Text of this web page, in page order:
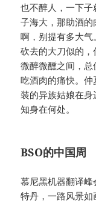
也不醉人，一下
子海大，那助酒
啊，别提有多大
砍去的大刀似的，
微醉微醺之间，
吃酒肉的痛快。
装的异族姑娘在
知身在何处。
BSO的中国周
慕尼黑机器翻译
特丹，一路风景